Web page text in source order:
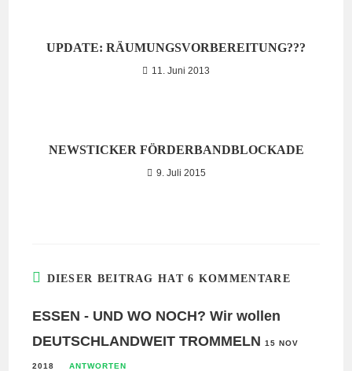
UPDATE: RÄUMUNGSVORBEREITUNG???
11. Juni 2013
NEWSTICKER FÖRDERBANDBLOCKADE
9. Juli 2015
DIESER BEITRAG HAT 6 KOMMENTARE
ESSEN - UND WO NOCH? Wir wollen
DEUTSCHLANDWEIT TROMMELN15 NOV
2018 ANTWORTEN